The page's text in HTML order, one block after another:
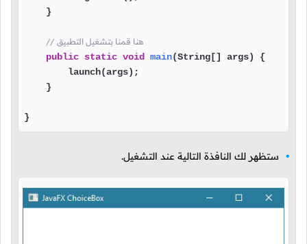
    }
// هنا قمنا بتشغيل التطبيق
public static void main(String[] args)
{
        launch(args);
    }
}
ستظهر لك النافذة التالية عند التشغيل.